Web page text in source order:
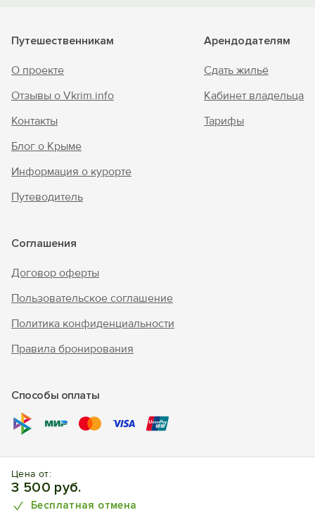
Цена от:
3 500 руб.
Бесплатная отмена
Путешественникам
О проекте
Отзывы о Vkrim.info
Контакты
Блог о Крыме
Информация о курорте
Путеводитель
Арендодателям
Сдать жильё
Кабинет владельца
Тарифы
Соглашения
Договор оферты
Пользовательское соглашение
Политика конфиденциальности
Правила бронирования
Способы оплаты
© 2010 - 2026 "В Крым - инфо"
Отдых в Феодосии. Отели, апартаменты, частный сектор.